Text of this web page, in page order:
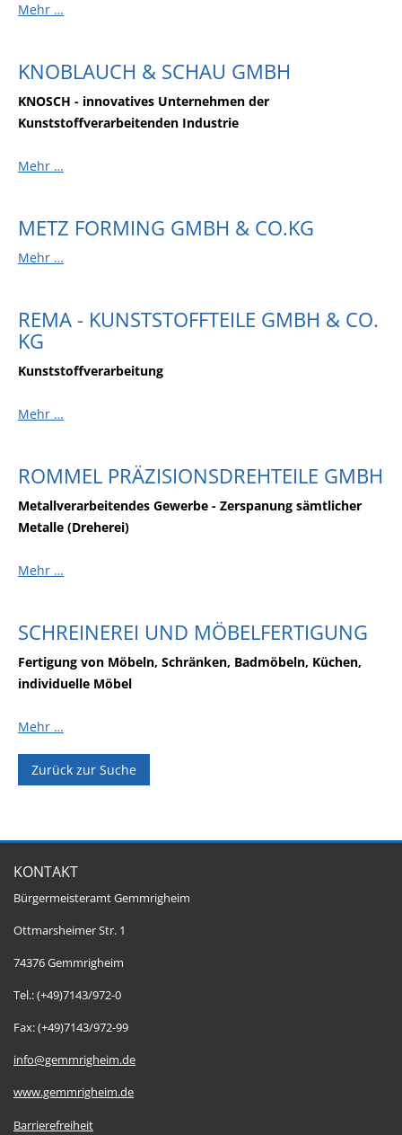
Mehr …
KNOBLAUCH & SCHAU GMBH
KNOSCH - innovatives Unternehmen der
Kunststoffverarbeitenden Industrie
Mehr …
METZ FORMING GMBH & CO.KG
Mehr …
REMA - KUNSTSTOFFTEILE GMBH & CO.
KG
Kunststoffverarbeitung
Mehr …
ROMMEL PRÄZISIONSDREHTEILE GMBH
Metallverarbeitendes Gewerbe - Zerspanung sämtlicher
Metalle (Dreherei)
Mehr …
SCHREINEREI UND MÖBELFERTIGUNG
Fertigung von Möbeln, Schränken, Badmöbeln, Küchen,
individuelle Möbel
Mehr …
Zurück zur Suche
KONTAKT
Bürgermeisteramt Gemmrigheim
Ottmarsheimer Str. 1
74376 Gemmrigheim
Tel.: (+49)7143/972-0
Fax: (+49)7143/972-99
info@gemmrigheim.de
www.gemmrigheim.de
Barrierefreiheit